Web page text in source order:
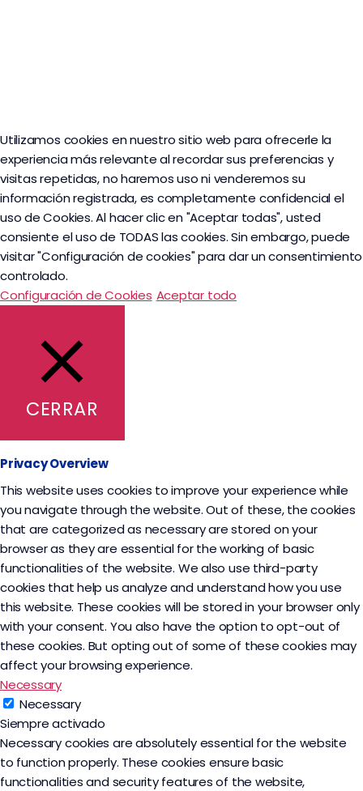
Utilizamos cookies en nuestro sitio web para ofrecerle la
experiencia más relevante al recordar sus preferencias y
visitas repetidas, no haremos uso ni venderemos su
información registrada, es completamente confidencial el
uso de Cookies. Al hacer clic en "Aceptar todas", usted
consiente el uso de TODAS las cookies. Sin embargo, puede
visitar "Configuración de cookies" para dar un consentimiento
controlado.
Configuración de Cookies Aceptar todo
CERRAR
Privacy Overview
This website uses cookies to improve your experience while
you navigate through the website. Out of these, the cookies
that are categorized as necessary are stored on your
browser as they are essential for the working of basic
functionalities of the website. We also use third-party
cookies that help us analyze and understand how you use
this website. These cookies will be stored in your browser only
with your consent. You also have the option to opt-out of
these cookies. But opting out of some of these cookies may
affect your browsing experience.
Necessary
Necessary
Siempre activado
Necessary cookies are absolutely essential for the website
to function properly. These cookies ensure basic
functionalities and security features of the website,